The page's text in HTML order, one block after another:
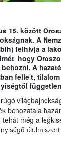
15. között
A
felhívja a
hogy
A
fellelt, tilalom
behozatala
még a